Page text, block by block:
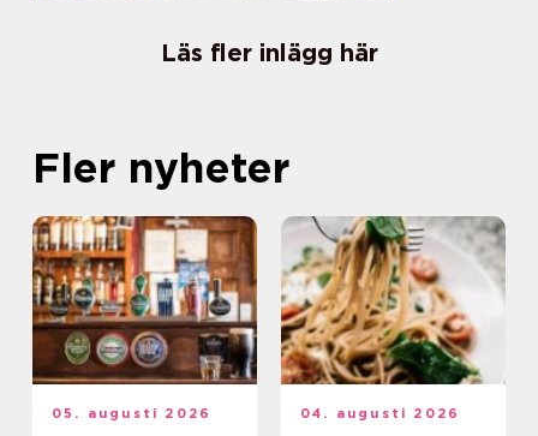
Läs fler inlägg här
Fler nyheter
05. augusti 2026 04. augusti 2026